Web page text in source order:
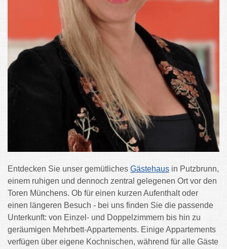
Entdecken Sie unser gemütliches Gästehaus in Putzbrunn,
einem ruhigen und dennoch zentral gelegenen Ort vor den
Toren Münchens. Ob für einen kurzen Aufenthalt oder
einen längeren Besuch - bei uns finden Sie die passende
Unterkunft: von Einzel- und Doppelzimmern bis hin zu
geräumigen Mehrbett-Appartements. Einige Appartements
verfügen über eigene Kochnischen, während für alle Gäste